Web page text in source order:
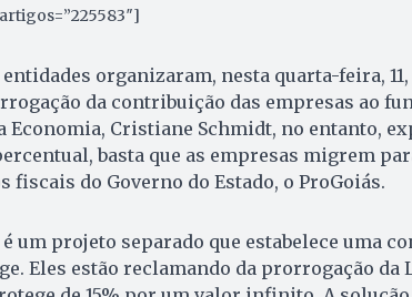
organizaram, nesta quarta-feira,
da contribuição das empresas ao
Economia, Cristiane Schmidt, no entanto,
basta que as empresas migrem
fiscais do Governo do Estado, o ProGoiás.
é um projeto separado que estabelece uma
Eles estão reclamando da prorrogação da